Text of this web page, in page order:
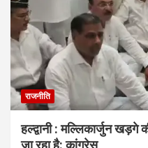
राजनीति
हल्द्वानी : मल्लिकार्जुन खड़गे